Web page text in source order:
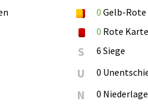
0 Gelb-
0 Rote
S 6 Siege
U 0
N 0